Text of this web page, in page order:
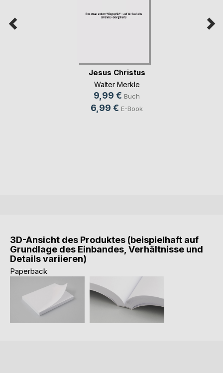
Jesus Christus
Walter Merkle
9,99 € Buch
6,99 € E-Book
3D-Ansicht des Produktes (beispielhaft auf
Grundlage des Einbandes, Verhältnisse und
Details variieren)
Paperback